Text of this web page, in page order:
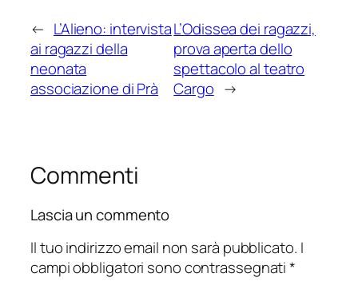
← L’Alieno: intervista
ai ragazzi della
neonata
associazione di Prà
L’Odissea dei ragazzi,
prova aperta dello
spettacolo al teatro
Cargo →
Commenti
Lascia un commento
Il tuo indirizzo email non sarà pubblicato. I
campi obbligatori sono contrassegnati*